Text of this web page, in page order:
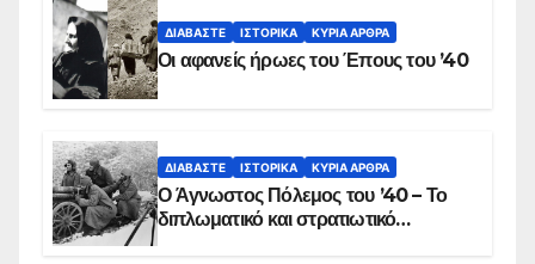
ΔΙΑΒΆΣΤΕ ΙΣΤΟΡΙΚΆ ΚΥΡΙΑ ΑΡΘΡΑ
Οι αφανείς ήρωες του Έπους του ’40
ΔΙΑΒΆΣΤΕ ΙΣΤΟΡΙΚΆ ΚΥΡΙΑ ΑΡΘΡΑ
Ο Άγνωστος Πόλεμος του ’40 – Το
διπλωματικό και στρατιωτικό